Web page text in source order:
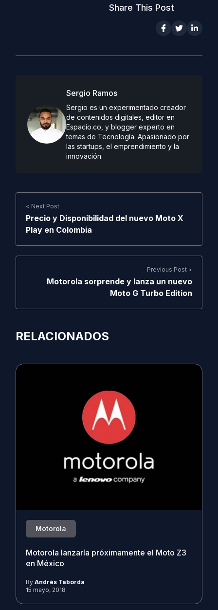
Share This Post
Sergio Ramos
Sergio es un experimentado creador
de contenidos digitales, editor en
Espacio.co, y blogger experto en
temas de Tecnología. Apasionado por
las startups, el emprendimiento y la
innovación.
< Next Post
Precio y Disponibilidad del nuevo Moto X
Play en Colombia
Previous Post >
Motorola sorprende y lanza un nuevo
Moto G Turbo Edition
RELACIONADOS
Motorola
Motorola lanzaría próximamente el Moto Z3
en México
By Andrés Taborda
15 mayo, 2018